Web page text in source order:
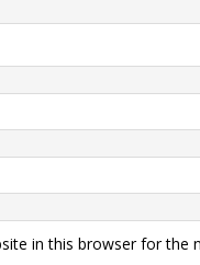
in this browser for the